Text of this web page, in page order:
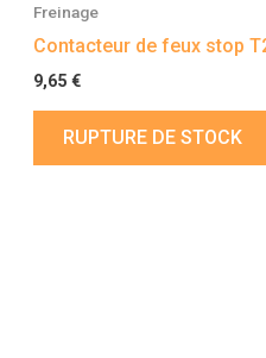
Freinage
Contacteur de feux stop
9,65 €
RUPTURE DE STOCK